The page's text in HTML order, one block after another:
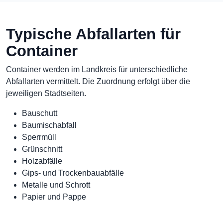
Typische Abfallarten für
Container
Container werden im Landkreis für unterschiedliche
Abfallarten vermittelt. Die Zuordnung erfolgt über die
jeweiligen Stadtseiten.
Bauschutt
Baumischabfall
Sperrmüll
Grünschnitt
Holzabfälle
Gips- und Trockenbauabfälle
Metalle und Schrott
Papier und Pappe